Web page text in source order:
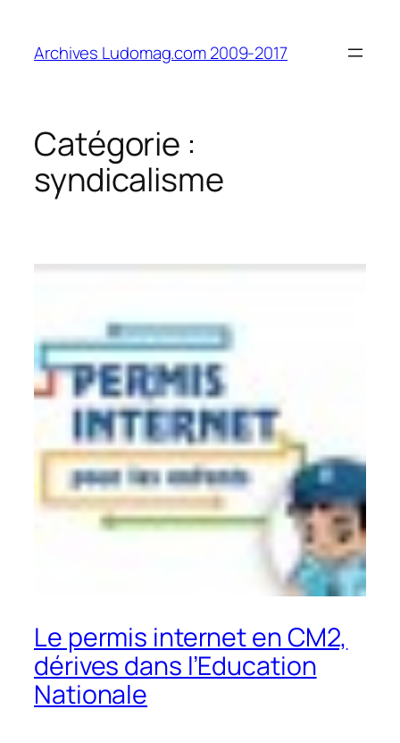
contenu
Archives Ludomag.com 2009-2017
Catégorie :
syndicalisme
Le permis internet en CM2,
dérives dans l’Education
Nationale